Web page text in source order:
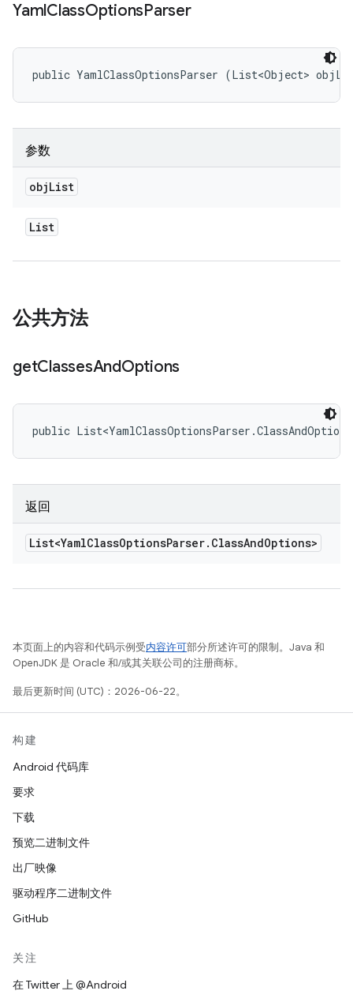
YamlClassOptionsParser
public YamlClassOptionsParser (List<Object>
参数
objList
List
公共方法
getClassesAndOptions
public
返回
List<YamlClassOptionsParser. ClassAndOptions>
本页面上的内容和代码示例受内容许可部分所述许可的限制。Java 和
OpenJDK 是 Oracle 和/或其关联公司的注册商标。
最后更新时间 (UTC)：2026-06-22。
构建
Android 代码库
要求
下载
预览二进制文件
出厂映像
驱动程序二进制文件
GitHub
关注
在 Twitter 上 @Android